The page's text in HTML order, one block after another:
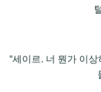
“세이르. 너 뭔가 이